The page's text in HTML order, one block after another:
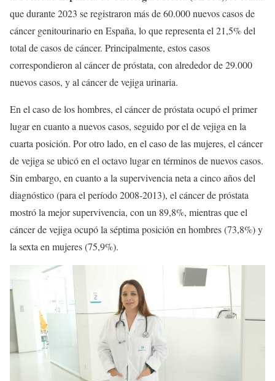
que durante 2023 se registraron más de 60.000 nuevos casos de
cáncer genitourinario en España, lo que representa el 21,5% del
total de casos de cáncer. Principalmente, estos casos
correspondieron al cáncer de próstata, con alrededor de 29.000
nuevos casos, y al cáncer de vejiga urinaria.
En el caso de los hombres, el cáncer de próstata ocupó el primer
lugar en cuanto a nuevos casos, seguido por el de vejiga en la
cuarta posición. Por otro lado, en el caso de las mujeres, el cáncer
de vejiga se ubicó en el octavo lugar en términos de nuevos casos.
Sin embargo, en cuanto a la supervivencia neta a cinco años del
diagnóstico (para el período 2008-2013), el cáncer de próstata
mostró la mejor supervivencia, con un 89,8%, mientras que el
cáncer de vejiga ocupó la séptima posición en hombres (73,8%) y
la sexta en mujeres (75,9%).